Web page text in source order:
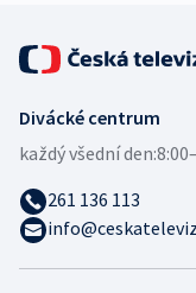
Divácké centrum
každý všední den:
261 136 113